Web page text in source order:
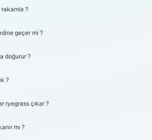
rakamla ?
geçer mi ?
doğurur ?
?
ryegrass çıkar ?
mı ?